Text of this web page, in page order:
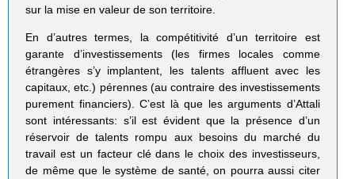
sur la mise en valeur de son territoire.
En d’autres termes, la compétitivité d’un territoire est
garante d’investissements (les firmes locales comme
étrangères s’y implantent, les talents affluent avec les
capitaux, etc.) pérennes (au contraire des investissements
purement financiers). C’est là que les arguments d’Attali
sont intéressants: s’il est évident que la présence d’un
réservoir de talents rompu aux besoins du marché du
travail est un facteur clé dans le choix des investisseurs,
de même que le système de santé, on pourra aussi citer